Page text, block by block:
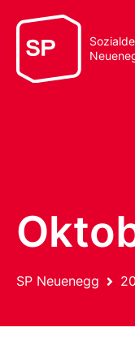
SP Neuenegg